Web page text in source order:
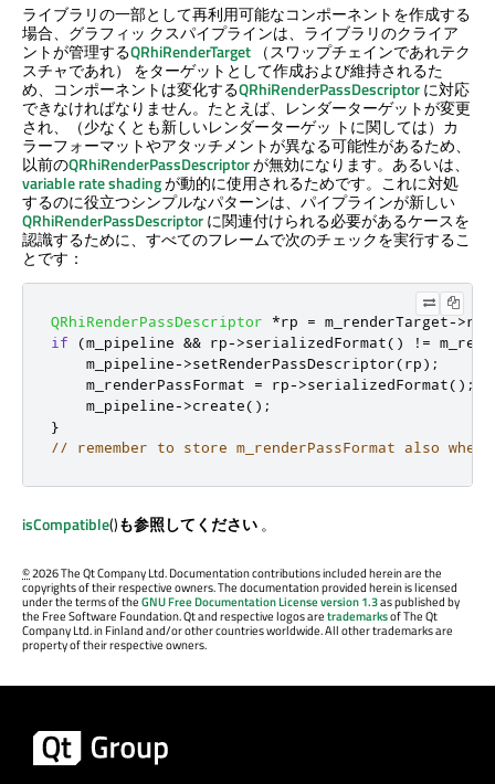
ライブラリの一部として再利用可能なコンポーネントを作成する
場合、グラフィッ クスパイプラインは、ライブラリのクライア
ントが管理するQRhiRenderTarget （スワップチェインであれテク
スチャであれ） をターゲットとして作成および維持されるた
め、コンポーネントは変化するQRhiRenderPassDescriptorに対応
できなければなりません。たとえば、レンダーターゲットが変更
され、（少なくとも新しいレンダーターゲッ トに関しては）カ
ラーフォーマットやアタッチメントが異なる可能性があるため、
以前のQRhiRenderPassDescriptorが無効になります。あるいは、
variable rate shadingが動的に使用されるためです。これに対処
するのに役立つシンプルなパターンは、パイプラインが新しい
QRhiRenderPassDescriptorに関連付けられる必要があるケースを
認識するために、すべてのフレームで次のチェックを実行するこ
とです：
QRhiRenderPassDescriptor *rp = m_renderTarget->
if
(m_pipeline && rp->serializedFormat() ! =
    m_pipeline
->setRenderPassDescriptor(rp);
    m_renderPassFormat
= rp->serializedFormat();
    m_pipeline
->create();
}
// remember to store m_renderPassFormat also
isCompatible()も参照してください。
©2026 The Qt Company Ltd. Documentation contributions included herein are the
copyrights of their respective owners. The documentation provided herein is licensed
under the terms of theGNU Free Documentation License version 1.3as published by
the Free Software Foundation. Qt and respective logos aretrademarksof The Qt
Company Ltd. in Finland and/or other countries worldwide. All other trademarks are
property of their respective owners.